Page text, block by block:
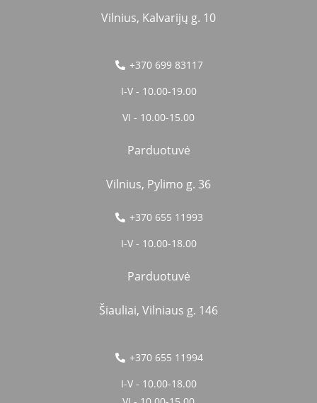
Vilnius, Kalvarijų g. 10
+370 699 83117
I-V - 10.00-19.00
VI - 10.00-15.00
Parduotuvė
Vilnius, Pylimo g. 36
+370 655 11993
I-V - 10.00-18.00
Parduotuvė
Šiauliai, Vilniaus g. 146
+370 655 11994
I-V - 10.00-18.00